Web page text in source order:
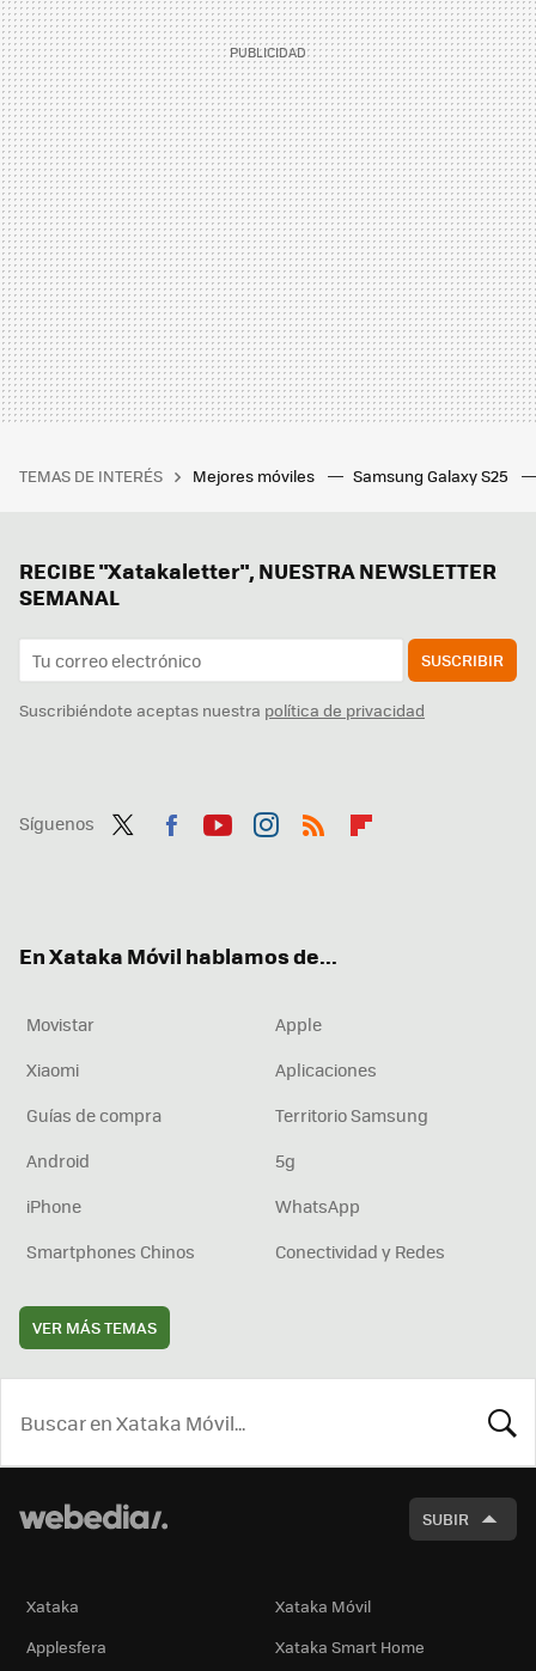
TEMAS DE INTERÉS Mejores móviles Samsung Galaxy S25
RECIBE "Xatakaletter", NUESTRA NEWSLETTER
SEMANAL
SUSCRIBIR
Suscribiéndote aceptas nuestra política de privacidad
Síguenos
En Xataka Móvil hablamos de...
Movistar
Apple
Xiaomi
Aplicaciones
Guías de compra
Territorio Samsung
Android
5g
iPhone
WhatsApp
Smartphones Chinos
Conectividad y Redes
VER MÁS TEMAS
SUBIR
Xataka
Xataka Móvil
Applesfera
Xataka Smart Home